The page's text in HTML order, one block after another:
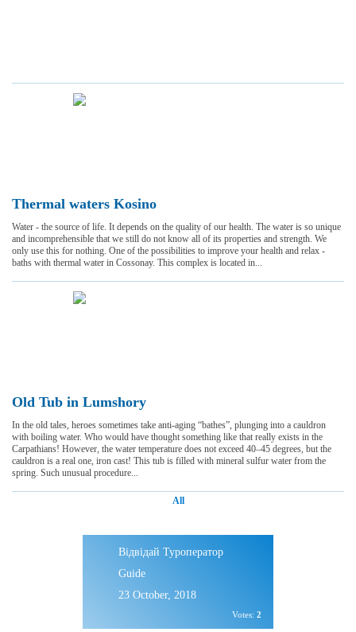
Thermal waters Kosino
Water - the source of life. It depends on the quality of our health. The water is so unique
and incomprehensible that we still do not know all of its properties and strength. We
only use this for nothing. One of the possibilities to improve your health and relax -
baths with thermal water in Cossonay. This complex is located in...
Old Tub in Lumshory
In the old tales, heroes sometimes take anti-aging “bathes”, plunging into a cauldron
with boiling water. Who would have thought something like that really exists in the
Carpathians! However, the water temperature does not exceed 40–45 degrees, but the
cauldron is a real one, iron cast! This tub is filled with mineral sulfur water from the
spring. Such unusual procedure...
All
Відвідай Туроператор
Guide
23 October, 2018
Votes: 2